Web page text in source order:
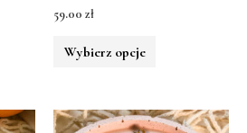
59.00 zł
Wybierz opcje